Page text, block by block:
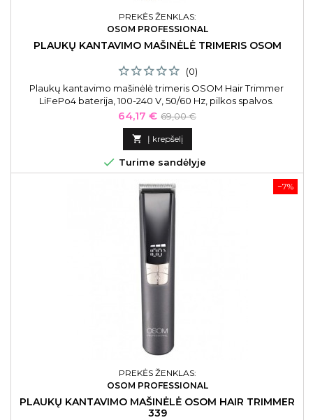
PREKĖS ŽENKLAS:
OSOM PROFESSIONAL
PLAUKŲ KANTAVIMO MAŠINĖLĖ TRIMERIS OSOM
(0)
Plaukų kantavimo mašinėlė trimeris OSOM Hair Trimmer
LiFePo4 baterija, 100-240 V, 50/60 Hz, pilkos spalvos.
Kaina
64,17 € Bazinė
kaina
69,00 €
 Į krepšelį
 Turime sandėlyje
−7%
PREKĖS ŽENKLAS:
OSOM PROFESSIONAL
PLAUKŲ KANTAVIMO MAŠINĖLĖ OSOM HAIR TRIMMER
339